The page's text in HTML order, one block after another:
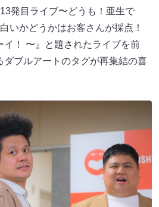
発目ライブ〜どうも！亜生で
いかどうかはお客さんが採点！
イ！ 〜』と題されたライブを前
ダブルアートのタグが再集結の喜